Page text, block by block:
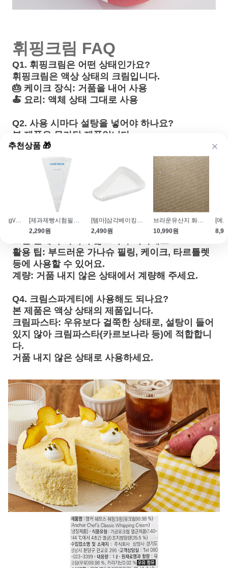
추천상품 🎁
슈퍼코트(1.25kg\/팬이형유\/이형제)
[제과제빵시험필수품]다회용 짤주머니 18인치(45.7cm)
2,290원
[템마]삼각베이킹컵(No.8Triangl cup\/20매)
2,490원
브라운유산지 화이트스크립트 (250장\/250*350)
10,990원
휘핑크림 FAQ
Q1. 휘핑크림은 어떤 상태인가요?
휘핑크림은 액상 상태 의 크림입니다.
🎂 케이크 장식: 거품을 내어 사용
🍝 요리 : 액체 상태 그대로 사용
Q2. 사용 시마다 설탕을 넣어야 하나요?
본 제품은 무가당 제품입니다
케이크 장식
을 넣어주세
필링 용도
: 별도 레시피 지정이 없으면 설탕 추가
없이 사용 가능합니다.
Q3. 가나슈 초콜릿에 사용해도 되나요?
가나슈 초콜릿에 적합한 생크림입니다.
주의: 몰드(틀)에 굳히는 초콜릿에는 생크림을 넣
활용 팁: 부드러운 가나슈 필링, 케이크, 타르틀렛
등에 사용할 수 있어요.
계량: 거품 내지 않은 상태 에서 계량해 주세요.
Q4. 크림스파게티에 사용해도 되나요?
본 제품은 액상 상태의 제품입니다.
크림파스타: 우유보다 걸쭉한 상태로, 설탕이 들어
있지 않아 크림파스타(카르보나라 등)에 적합합니
다.
거품 내지 않은 상태 로 사용하세요.